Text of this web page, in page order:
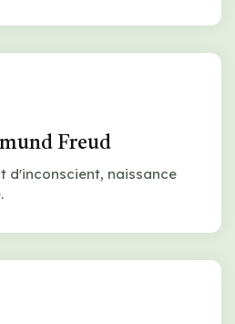
Freud
d'inconscient, naissance